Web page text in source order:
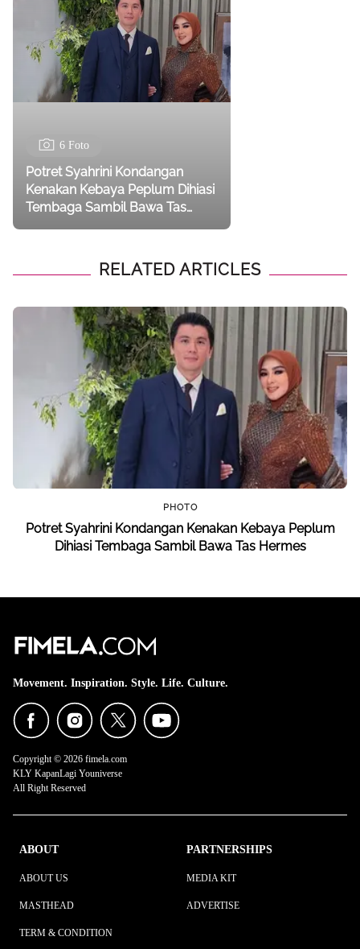
6 Foto
Potret Syahrini Kondangan
Kenakan Kebaya Peplum Dihiasi
Tembaga Sambil Bawa Tas
RELATED ARTICLES
PHOTO
Potret Syahrini Kondangan Kenakan Kebaya Peplum
Dihiasi Tembaga Sambil Bawa Tas Hermes
Movement. Inspiration. Style. Life. Culture.
Copyright © 2026 fimela.com
KLY KapanLagi Youniverse
All Right Reserved
ABOUT
ABOUT US
MASTHEAD
TERM & CONDITION
PARTNERSHIPS
MEDIA KIT
ADVERTISE